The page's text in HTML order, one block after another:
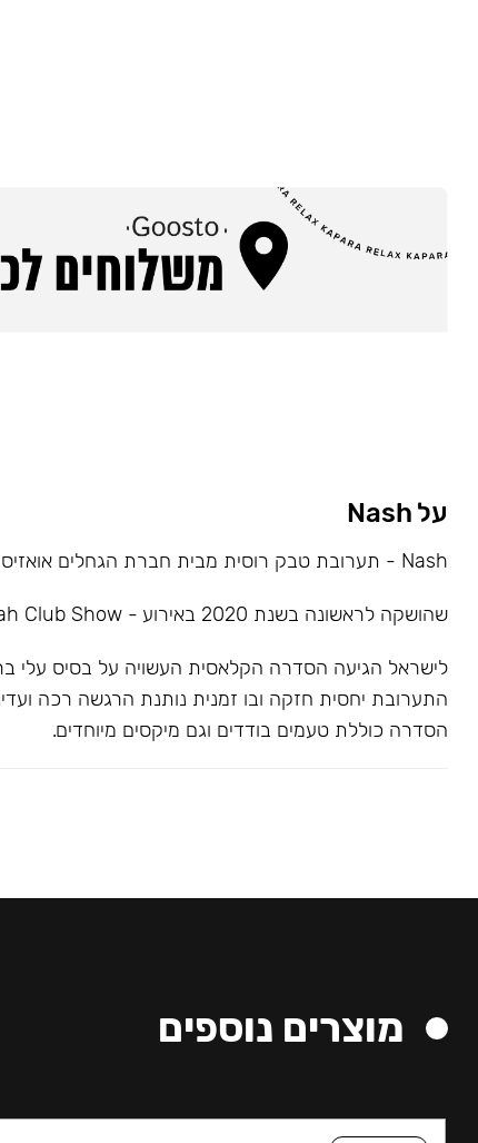
על Nash
Nash - תערובת טבק רוסית מבית חברת הגחלים אואזיס,
שהושקה לראשונה בשנת 2020 באירוע - Hookah Club Show.
לישראל הגיעה הסדרה הקלאסית העשויה על בסיס עלי
התערובת יחסית חזקה ובו זמנית נותנת הרגשה רכה
הסדרה כוללת טעמים בודדים וגם מיקסים מיוחדים.
מוצרים נוספים